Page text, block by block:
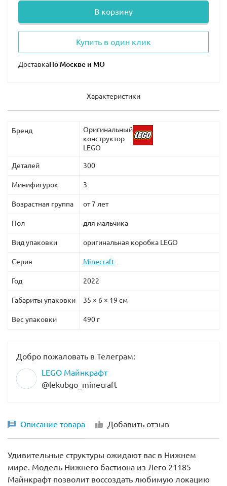
В корзину
Купить в один клик
Доставка
Характеристики
Бренд
Оригинальный
конструктор
LEGO
Деталей 300
Минифигурок 3
Возрастная группа от 7 лет
Пол для мальчика
Вид упаковки оригинальная коробка LEGO
Серия Minecraft
Год 2022
Габариты упаковки 35 × 6 × 19 см
Вес упаковки 490 г
Добро пожаловать в Телеграм:
LEGO Майнкрафт
@lekubgo_minecraft
Описание товара Добавить отзыв
Удивительные структуры ожидают вас в Нижнем
мире. Модель Нижнего бастиона из Лего 21185
Майнкрафт позволит воссоздать любимую локацию